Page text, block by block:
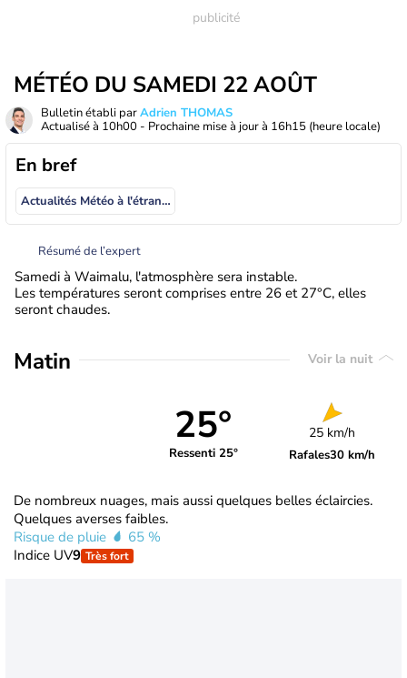
MÉTÉO DU SAMEDI 22 AOÛT
Bulletin établi parAdrien THOMAS
Actualisé à 10h00 - Prochaine mise à jour à 16h15 (heure locale)
En bref
Actualités Météo à l'étranger
Résumé de l’expert
Samedi à Waimalu, l'atmosphère sera instable.
Les températures seront comprises entre 26 et 27°C, elles
seront chaudes.
Matin Voir la nuit
25°
Ressenti 25°
25 km/h
Rafales30 km/h
De nombreux nuages, mais aussi quelques belles éclaircies.
Quelques averses faibles.
Risque de pluie
65 %
Indice UV9 Très fort